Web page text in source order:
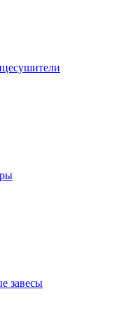
завесы